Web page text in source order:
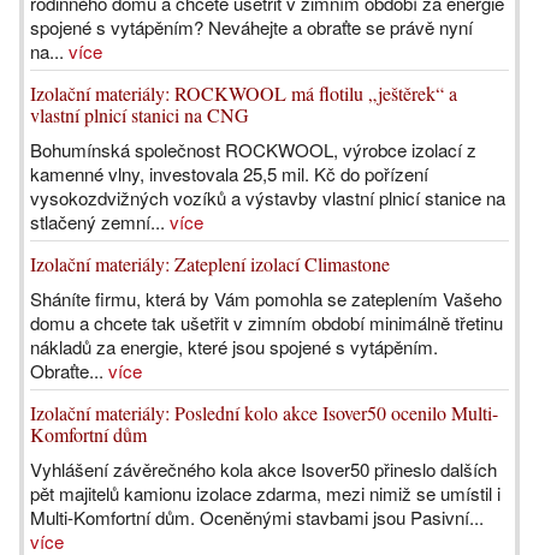
spojené s vytápěním? Neváhejte a obraťte se právě nyní
na... více
Izolační materiály: ROCKWOOL má flotilu „ještěrek“ a
vlastní plnicí stanici na CNG
Bohumínská společnost ROCKWOOL, výrobce izolací z
kamenné vlny, investovala 25,5 mil. Kč do pořízení
vysokozdvižných vozíků a výstavby vlastní plnicí stanice na
stlačený zemní... více
Izolační materiály: Zateplení izolací Climastone
Sháníte firmu, která by Vám pomohla se zateplením Vašeho
domu a chcete tak ušetřit v zimním období minimálně třetinu
nákladů za energie, které jsou spojené s vytápěním.
Obraťte... více
Izolační materiály: Poslední kolo akce Isover50 ocenilo Multi-
Komfortní dům
Vyhlášení závěrečného kola akce Isover50 přineslo dalších
pět majitelů kamionu izolace zdarma, mezi nimiž se umístil i
Multi-Komfortní dům. Oceněnými stavbami jsou Pasivní...
více